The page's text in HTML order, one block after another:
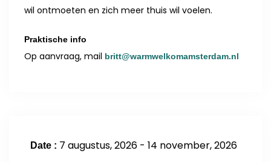
wil ontmoeten en zich meer thuis wil voelen.
Praktische info
Op aanvraag, mail britt@warmwelkomamsterdam.nl
Date : 7 augustus, 2026 - 14 november, 2026